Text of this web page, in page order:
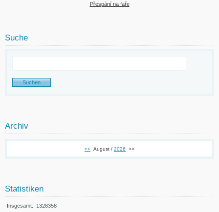
Přespání na faře
Suche
Archiv
<< August / 2026 >>
Statistiken
Insgesamt: 1328358